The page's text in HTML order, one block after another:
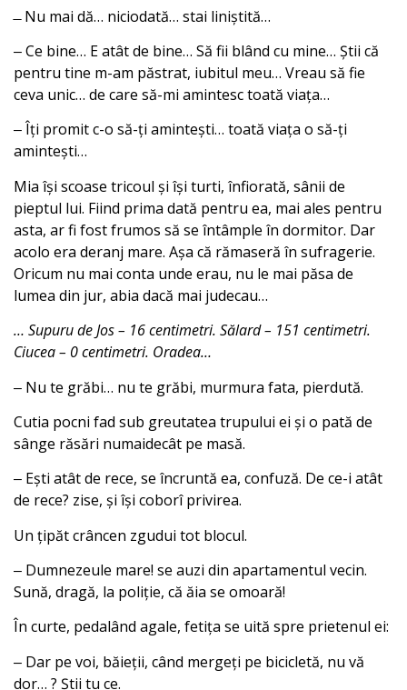
̶ Nu mai dă… niciodată… stai liniștită…
‒ Ce bine… E atât de bine… Să fii blând cu mine… Știi că
pentru tine m-am păstrat, iubitul meu… Vreau să fie
ceva unic… de care să-mi amintesc toată viața…
‒ Îți promit c-o să-ți amintești… toată viața o să-ți
amintești…
Mia își scoase tricoul și își turti, înfiorată, sânii de
pieptul lui. Fiind prima dată pentru ea, mai ales pentru
asta, ar fi fost frumos să se întâmple în dormitor. Dar
acolo era deranj mare. Așa că rămaseră în sufragerie.
Oricum nu mai conta unde erau, nu le mai păsa de
lumea din jur, abia dacă mai judecau…
… Supuru de Jos – 16 centimetri. Sălard – 151 centimetri.
Ciucea – 0 centimetri. Oradea…
‒ Nu te grăbi… nu te grăbi, murmura fata, pierdută.
Cutia pocni fad sub greutatea trupului ei și o pată de
sânge răsări numaidecât pe masă.
‒ Ești atât de rece, se încruntă ea, confuză. De ce-i atât
de rece? zise, și își coborî privirea.
Un țipăt crâncen zgudui tot blocul.
‒ Dumnezeule mare! se auzi din apartamentul vecin.
Sună, dragă, la poliție, că ăia se omoară!
În curte, pedalând agale, fetița se uită spre prietenul ei:
‒ Dar pe voi, băieții, când mergeți pe bicicletă, nu vă
dor… ? Știi tu ce.